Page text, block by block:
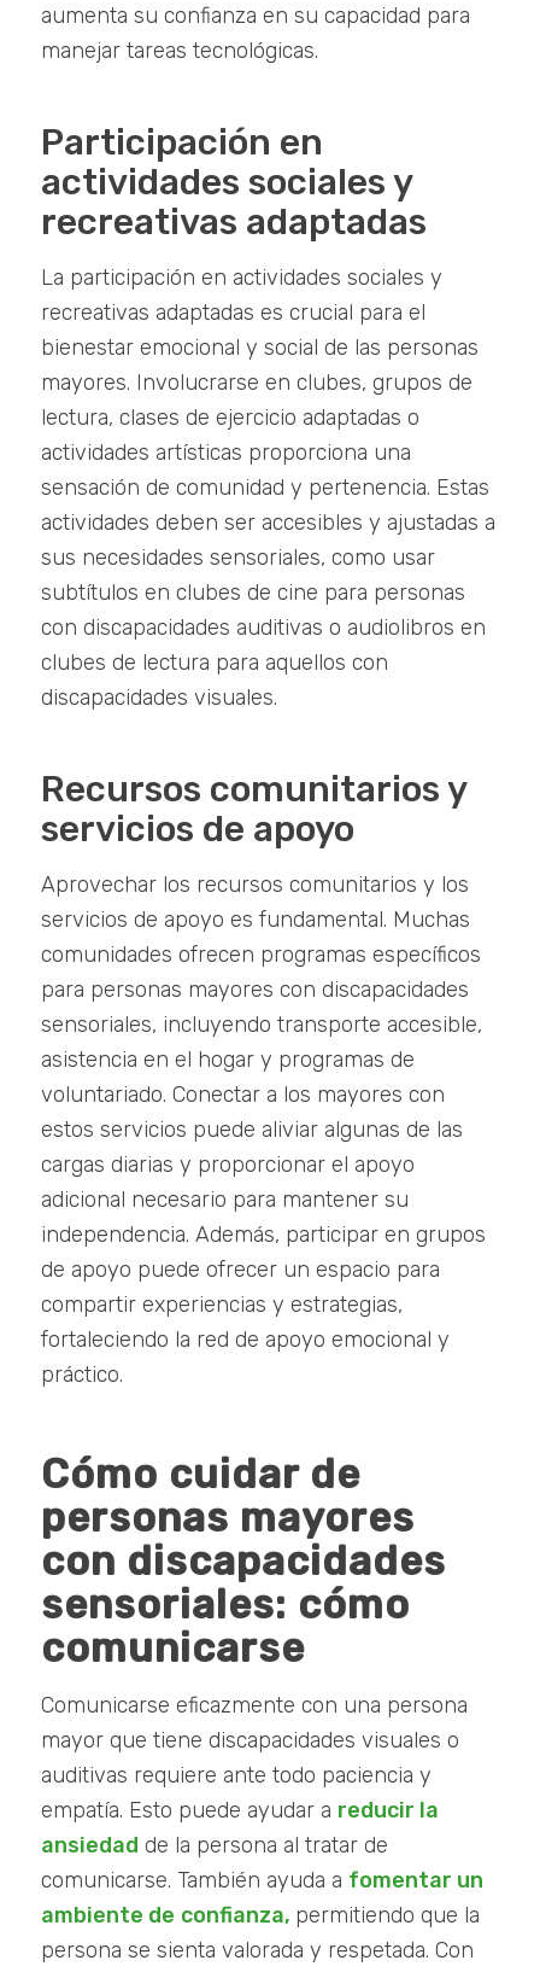
aumenta su confianza en su capacidad para
manejar tareas tecnológicas.
Participación en
actividades sociales y
recreativas adaptadas
La participación en actividades sociales y
recreativas adaptadas es crucial para el
bienestar emocional y social de las personas
mayores. Involucrarse en clubes, grupos de
lectura, clases de ejercicio adaptadas o
actividades artísticas proporciona una
sensación de comunidad y pertenencia. Estas
actividades deben ser accesibles y ajustadas a
sus necesidades sensoriales, como usar
subtítulos en clubes de cine para personas
con discapacidades auditivas o audiolibros en
clubes de lectura para aquellos con
discapacidades visuales.
Recursos comunitarios y
servicios de apoyo
Aprovechar los recursos comunitarios y los
servicios de apoyo es fundamental. Muchas
comunidades ofrecen programas específicos
para personas mayores con discapacidades
sensoriales, incluyendo transporte accesible,
asistencia en el hogar y programas de
voluntariado. Conectar a los mayores con
estos servicios puede aliviar algunas de las
cargas diarias y proporcionar el apoyo
adicional necesario para mantener su
independencia. Además, participar en grupos
de apoyo puede ofrecer un espacio para
compartir experiencias y estrategias,
fortaleciendo la red de apoyo emocional y
práctico.
Cómo cuidar de
personas mayores
con discapacidades
sensoriales: cómo
comunicarse
Comunicarse eficazmente con una persona
mayor que tiene discapacidades visuales o
auditivas requiere ante todo paciencia y
empatía. Esto puede ayudar a reducir la
ansiedad de la persona al tratar de
comunicarse. También ayuda a fomentar un
ambiente de confianza, permitiendo que la
persona se sienta valorada y respetada. Con